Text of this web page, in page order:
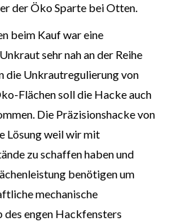
der Öko Sparte bei Otten.
beim Kauf war eine
sehr nah an der Reihe
die Unkrautregulierung von
Flächen soll die Hacke auch
Die Präzisionshacke von
Lösung weil wir mit
zu schaffen haben und
benötigen um
mechanische
engen Hackfensters